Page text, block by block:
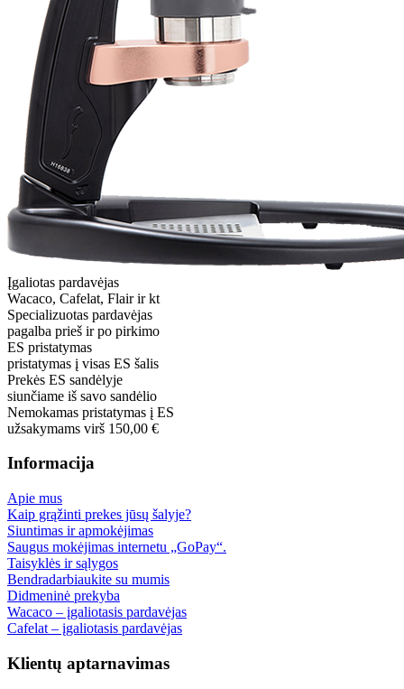
Įgaliotas pardavėjas
Wacaco, Cafelat, Flair ir kt
Specializuotas pardavėjas
pagalba prieš ir po pirkimo
ES pristatymas
pristatymas į visas ES šalis
Prekės ES sandėlyje
siunčiame iš savo sandėlio
Nemokamas pristatymas į ES
užsakymams virš 150,00 €
Informacija
Apie mus
Kaip grąžinti prekes jūsų šalyje?
Siuntimas ir apmokėjimas
Saugus mokėjimas internetu „GoPay“.
Taisyklės ir sąlygos
Bendradarbiaukite su mumis
Didmeninė prekyba
Wacaco – įgaliotasis pardavėjas
Cafelat – įgaliotasis pardavėjas
Klientų aptarnavimas